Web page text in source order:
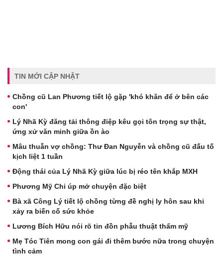
TIN MỚI CẬP NHẬT
Chồng cũ Lan Phương tiết lộ gặp 'khó khăn để ở bên các
con'
Lý Nhã Kỳ đăng tải thông điệp kêu gọi tôn trọng sự thật,
ứng xử văn minh giữa ồn ào
Mâu thuẫn vợ chồng: Thư Đan Nguyễn và chồng cũ đấu tố
kịch liệt 1 tuần
Động thái của Lý Nhã Kỳ giữa lúc bị réo tên khắp MXH
Phương Mỹ Chi úp mở chuyện đặc biệt
Bà xã Công Lý tiết lộ chồng từng đề nghị ly hôn sau khi
xảy ra biến cố sức khỏe
Lương Bích Hữu nói rõ tin đồn phẫu thuật thẩm mỹ
Mẹ Tóc Tiên mong con gái đi thêm bước nữa trong chuyện
tình cảm